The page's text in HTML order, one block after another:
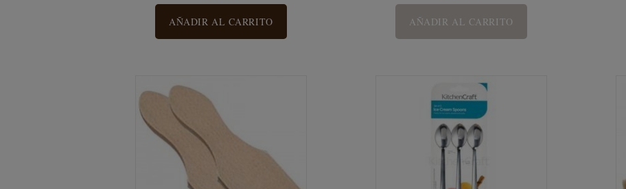
AÑADIR AL CARRITO AÑADIR AL CARRITO